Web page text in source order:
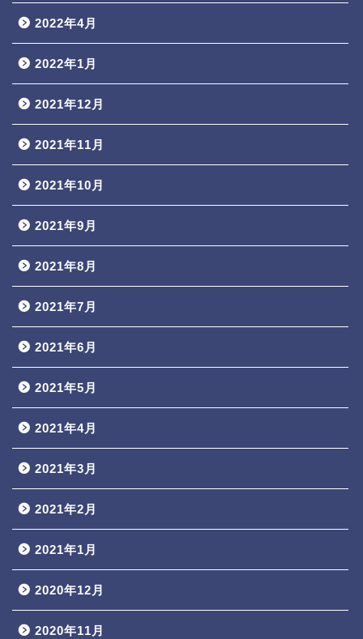
2022年4月
2022年1月
2021年12月
2021年11月
2021年10月
2021年9月
2021年8月
2021年7月
2021年6月
2021年5月
2021年4月
2021年3月
2021年2月
2021年1月
2020年12月
2020年11月